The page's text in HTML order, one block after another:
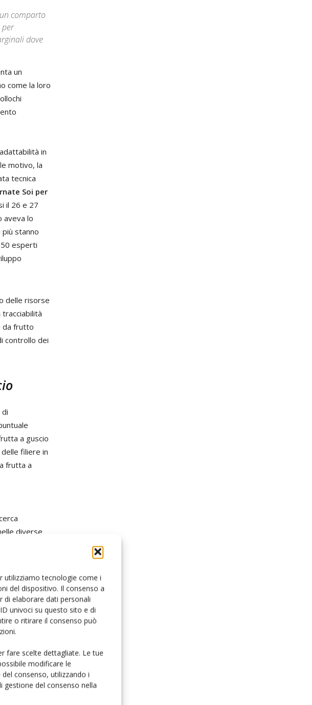
utilizziamo tecnologie come i
del dispositivo. Il consenso a
elaborare dati personali
univoci su questo sito e di
o ritirare il consenso può
fare scelte dettagliate. Le tue
modificare le
consenso, utilizzando i
gestione del consenso nella
comparto
per
dove
un
come la loro
in
motivo, la
tecnica
Soi per
il 26 e 27
aveva lo
stanno
esperti
delle risorse
da frutto
controllo dei
di
a guscio
filiere in
frutta a
diverse
il
questo
specie.
frutta a
di
sviluppo di
per i fruttiferi